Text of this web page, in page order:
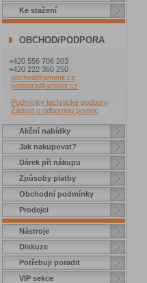
Ke stažení
OBCHOD/PODPORA
+420 556 706 203
+420 222 360 250
obchod@amenit.cz
podpora@amenit.cz
Podmínky technické podpory
Žádost o odbornou pomoc
Akční nabídky
Jak nakupovat?
Dárek při nákupu
Způsoby platby
Obchodní podmínky
Prodejci
Nástroje
Diskuze
Potřebuji poradit
VIP sekce